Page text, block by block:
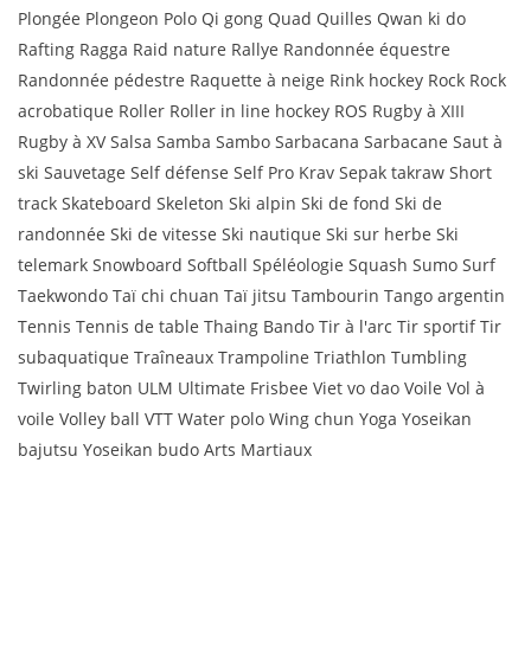
Plongée Plongeon Polo Qi gong Quad Quilles Qwan ki do
Rafting Ragga Raid nature Rallye Randonnée équestre
Randonnée pédestre Raquette à neige Rink hockey Rock Rock
acrobatique Roller Roller in line hockey ROS Rugby à XIII
Rugby à XV Salsa Samba Sambo Sarbacana Sarbacane Saut à
ski Sauvetage Self défense Self Pro Krav Sepak takraw Short
track Skateboard Skeleton Ski alpin Ski de fond Ski de
randonnée Ski de vitesse Ski nautique Ski sur herbe Ski
telemark Snowboard Softball Spéléologie Squash Sumo Surf
Taekwondo Taï chi chuan Taï jitsu Tambourin Tango argentin
Tennis Tennis de table Thaing Bando Tir à l'arc Tir sportif Tir
subaquatique Traîneaux Trampoline Triathlon Tumbling
Twirling baton ULM Ultimate Frisbee Viet vo dao Voile Vol à
voile Volley ball VTT Water polo Wing chun Yoga Yoseikan
bajutsu Yoseikan budo Arts Martiaux